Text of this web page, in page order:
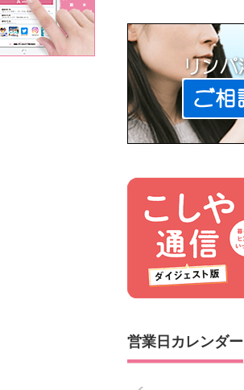
営業日カレンダー